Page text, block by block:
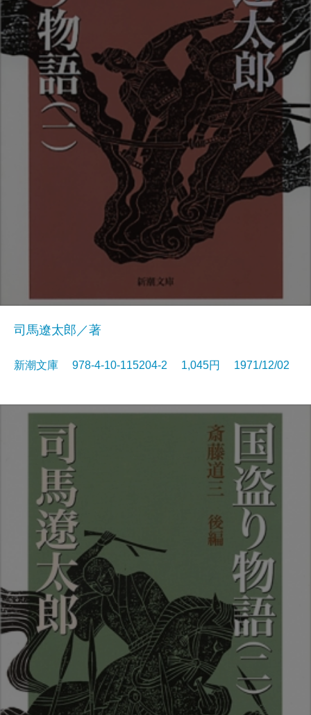
司馬遼太郎／著
新潮文庫 978-4-10-115204-2 1,045円 1971/12/02